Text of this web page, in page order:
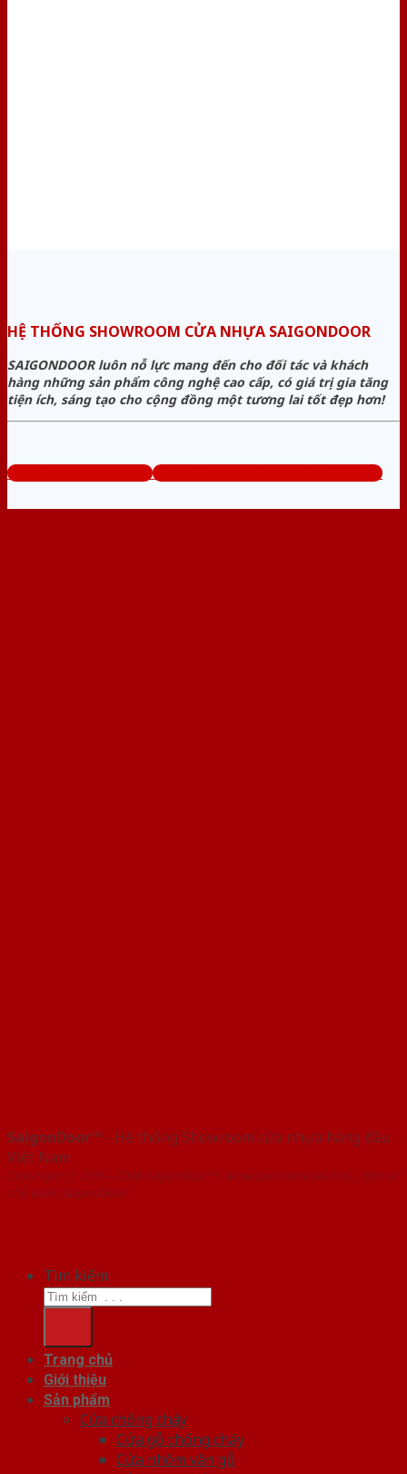
HỆ THỐNG SHOWROOM CỬA NHỰA SAIGONDOOR
SAIGONDOOR luôn nỗ lực mang đến cho đối tác và khách
hàng những sản phẩm công nghệ cao cấp, có giá trị gia tăng
tiện ích, sáng tạo cho cộng đồng một tương lai tốt đẹp hơn!
www.sieuthicuanhua.net Tổng đài tư vấn miễn phí: 0824.400.400
SaigonDoor™ - Hệ thống Showroom cửa nhựa hàng đầu
Việt Nam
Copyright ⓒ 2016 – 2026 SaigonDoor™ - www.bancuanhua.com | Đơn vị
chủ quản SaigonDoor
Tìm kiếm:
Trang chủ
Giới thiệu
Sản phẩm
Cửa chống cháy
Cửa gỗ chống cháy
Cửa nhôm vân gỗ